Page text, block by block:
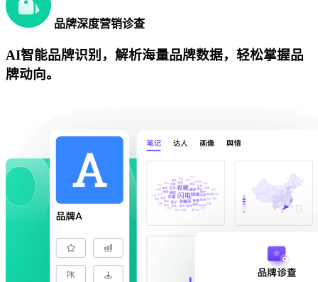
品牌深度营销诊查
AI智能品牌识别，解析海量品牌数据，轻松掌握品
牌动向。